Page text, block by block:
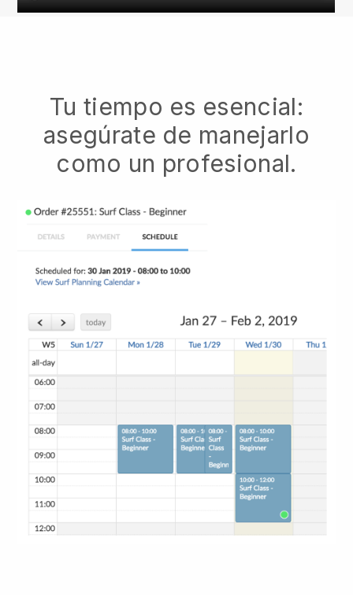
Tu tiempo es esencial:
asegúrate de manejarlo
como un profesional.